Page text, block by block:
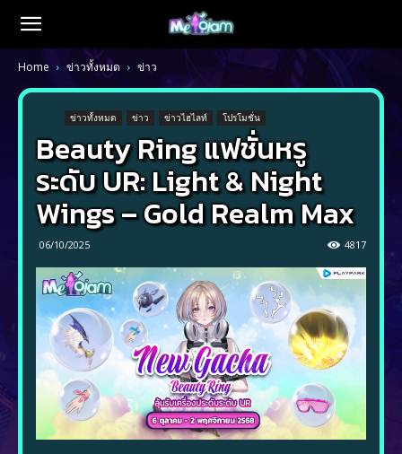
Home ข่าวทั้งหมด ข่าว
ข่าวทั้งหมด ข่าว ข่าวไฮไลท์ โปรโมชั่น
Beauty Ring แฟชั่นหรู
ระดับ UR: Light & Night
Wings – Gold Realm Max
06/10/2025 4817